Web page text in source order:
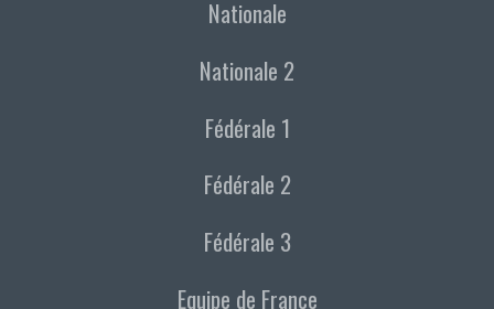
Nationale
Nationale 2
Fédérale 1
Fédérale 2
Fédérale 3
Equipe de France